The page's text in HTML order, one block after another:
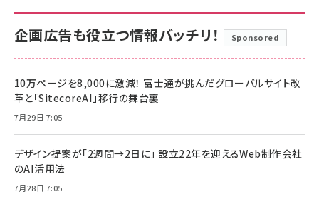
企画広告も役立つ情報バッチリ！ Sponsored
10万ページを8,000に激減！ 富士通が挑んだグローバルサイト改
革と「SitecoreAI」移行の舞台裏
7月29日 7:05
デザイン提案が「2週間→2日に」 設立22年を迎えるWeb制作会社
のAI活用法
7月28日 7:05